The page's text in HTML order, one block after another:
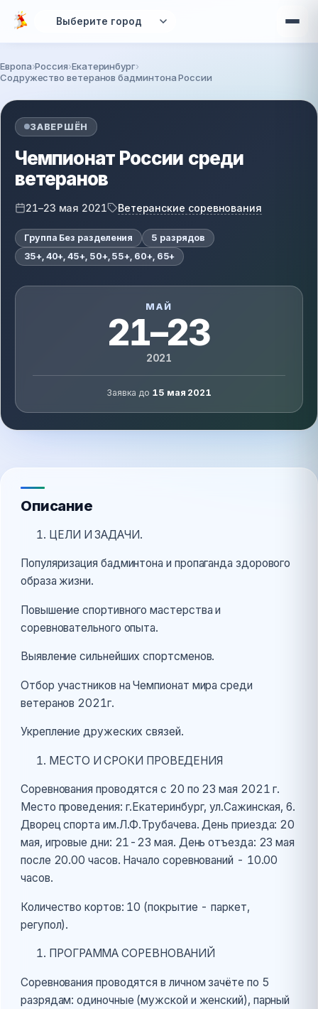
Перейти к основному содержанию
Вы здесь
Европа Россия Екатеринбург
Содружество ветеранов бадминтона России
ЗАВЕРШЁН
Чемпионат России среди
ветеранов
21–23 мая 2021 Ветеранские соревнования
Группа Без разделения
5 разрядов
35+, 40+, 45+, 50+, 55+, 60+, 65+
МАЙ
21–23
2021
Заявка до 15 мая 2021
Описание
ЦЕЛИ И ЗАДАЧИ.
Популяризация бадминтона и пропаганда здорового
образа жизни.
Повышение спортивного мастерства и
соревновательного опыта.
Выявление сильнейших спортсменов.
Отбор участников на Чемпионат мира среди
ветеранов 2021г.
Укрепление дружеских связей.
МЕСТО И СРОКИ ПРОВЕДЕНИЯ
Соревнования проводятся с 20 по 23 мая 2021 г.
Место проведения: г.Екатеринбург, ул.Сажинская, 6.
Дворец спорта им.Л.Ф.Трубачева. День приезда: 20
мая, игровые дни: 21-23 мая. День отъезда: 23 мая
после 20.00 часов. Начало соревнований - 10.00
часов.
Количество кортов: 10 (покрытие - паркет,
регупол).
ПРОГРАММА СОРЕВНОВАНИЙ
Соревнования проводятся в личном зачёте по 5
разрядам: одиночные (мужской и женский), парный